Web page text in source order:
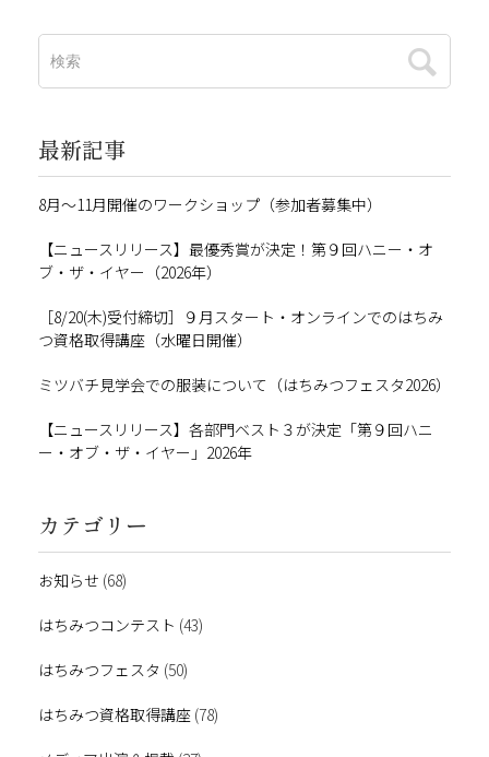
最新記事
8月～11月開催のワークショップ（参加者募集中）
【ニュースリリース】最優秀賞が決定！第９回ハニー・オ
ブ・ザ・イヤー（2026年）
［8/20(木)受付締切］９月スタート・オンラインでのはちみ
つ資格取得講座（水曜日開催）
ミツバチ見学会での服装について（はちみつフェスタ2026）
【ニュースリリース】各部門ベスト３が決定「第９回ハニ
ー・オブ・ザ・イヤー」2026年
カテゴリー
お知らせ (68)
はちみつコンテスト (43)
はちみつフェスタ (50)
はちみつ資格取得講座 (78)